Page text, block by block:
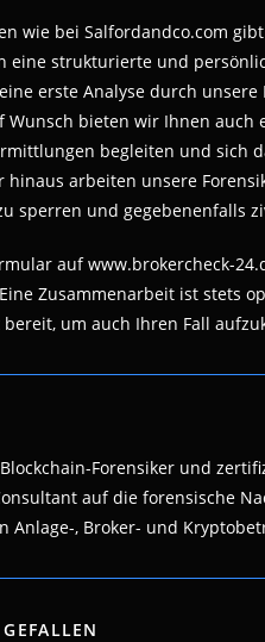
wie bei Salfordandco.com
eine strukturierte und
erste Analyse durch
Wunsch bieten wir Ihnen
begleiten und sich
arbeiten unsere
sperren und gegebenenfalls
auf www.brokercheck-
Zusammenarbeit ist stets
um auch Ihren Fall
Forensiker und
auf die forensische
Anlage-, Broker- und